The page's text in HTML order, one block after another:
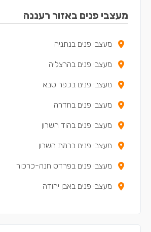
מעצבי פנים באזור רעננה
מעצבי פנים בנתניה
מעצבי פנים בהרצליה
מעצבי פנים בכפר סבא
מעצבי פנים בחדרה
מעצבי פנים בהוד השרון
מעצבי פנים ברמת השרון
מעצבי פנים בפרדס חנה-כרכור
מעצבי פנים באבן יהודה
מעצבי פנים בכפר יונה